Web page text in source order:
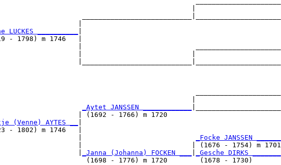
LUCKES __________
- 1798) m 1746   |
_Aytet JANSSEN ____________
| (1692 - 1766) m 1720
(Venne) AYTES __
m 1746   |
_Focke JANSSEN ______
|                           | (1676 - 1754) m 1701
_Janna (Johanna) FOCKEN ___
_Gesche DIRKS _______
(1698 - 1776) m 1720        (1678 - 1730)